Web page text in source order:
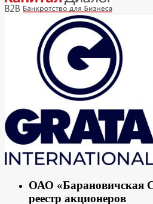
ОАО «Барановичская
реестр акционеров